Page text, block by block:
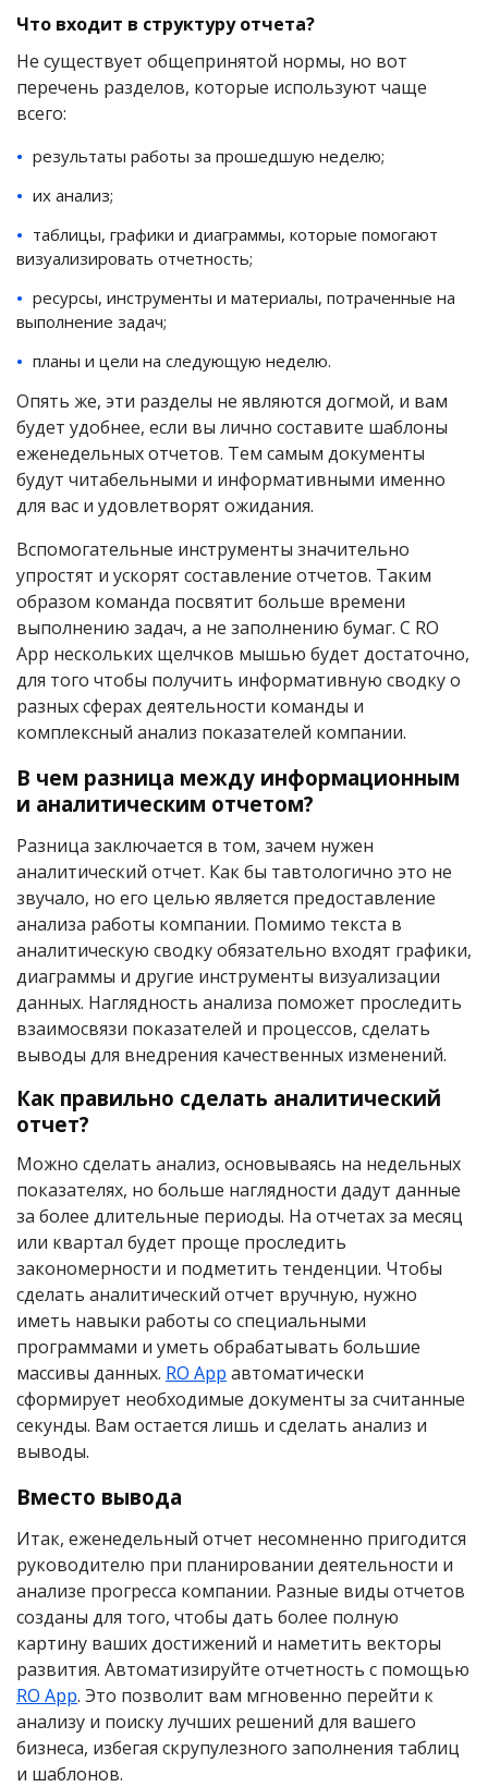
Что входит в структуру отчета?
Не существует общепринятой нормы, но вот
перечень разделов, которые используют чаще
всего:
результаты работы за прошедшую неделю;
их анализ;
таблицы, графики и диаграммы, которые помогают
визуализировать отчетность;
ресурсы, инструменты и материалы, потраченные на
выполнение задач;
планы и цели на следующую неделю.
Опять же, эти разделы не являются догмой, и вам
будет удобнее, если вы лично составите шаблоны
еженедельных отчетов. Тем самым документы
будут читабельными и информативными именно
для вас и удовлетворят ожидания.
Вспомогательные инструменты значительно
упростят и ускорят составление отчетов. Таким
образом команда посвятит больше времени
выполнению задач, а не заполнению бумаг. С RO
App нескольких щелчков мышью будет достаточно,
для того чтобы получить информативную сводку о
разных сферах деятельности команды и
комплексный анализ показателей компании.
В чем разница между информационным
и аналитическим отчетом?
Разница заключается в том, зачем нужен
аналитический отчет. Как бы тавтологично это не
звучало, но его целью является предоставление
анализа работы компании. Помимо текста в
аналитическую сводку обязательно входят графики,
диаграммы и другие инструменты визуализации
данных. Наглядность анализа поможет проследить
взаимосвязи показателей и процессов, сделать
выводы для внедрения качественных изменений.
Как правильно сделать аналитический
отчет?
Можно сделать анализ, основываясь на недельных
показателях, но больше наглядности дадут данные
за более длительные периоды. На отчетах за месяц
или квартал будет проще проследить
закономерности и подметить тенденции. Чтобы
сделать аналитический отчет вручную, нужно
иметь навыки работы со специальными
программами и уметь обрабатывать большие
массивы данных. RO App автоматически
сформирует необходимые документы за считанные
секунды. Вам остается лишь и сделать анализ и
выводы.
Вместо вывода
Итак, еженедельный отчет несомненно пригодится
руководителю при планировании деятельности и
анализе прогресса компании. Разные виды отчетов
созданы для того, чтобы дать более полную
картину ваших достижений и наметить векторы
развития. Автоматизируйте отчетность с помощью
RO App. Это позволит вам мгновенно перейти к
анализу и поиску лучших решений для вашего
бизнеса, избегая скрупулезного заполнения таблиц
и шаблонов.